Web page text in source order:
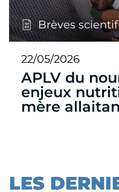
Brèves
22/05/2026
APLV du
enjeux
mère
LES